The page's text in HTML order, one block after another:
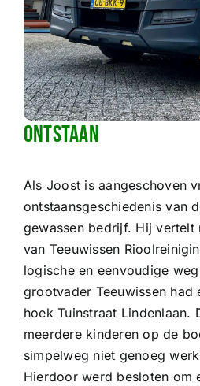
Ontstaan
Als Joost is aangeschoven
ontstaansgeschiedenis van
gewassen bedrijf. Hij vertelt
van Teeuwissen
logische en eenvoudige
grootvader Teeuwissen had
hoek Tuinstraat Lindenlaan.
meerdere kinderen op de
simpelweg niet genoeg
Hierdoor werd besloten om